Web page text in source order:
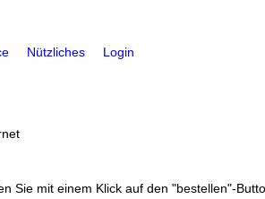
Nützliches Login
Sie mit einem Klick auf den "bestellen"-